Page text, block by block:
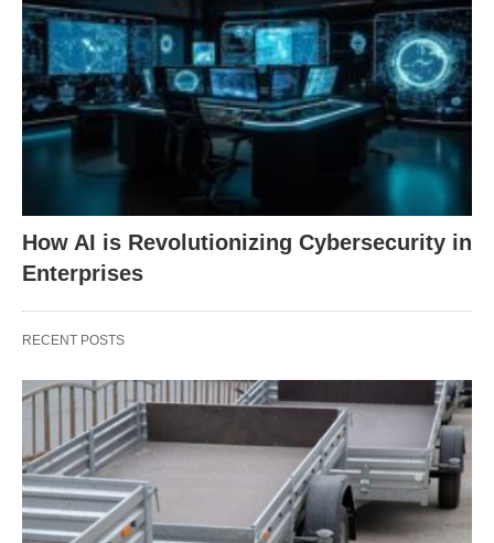
How AI is Revolutionizing Cybersecurity in
Enterprises
RECENT POSTS